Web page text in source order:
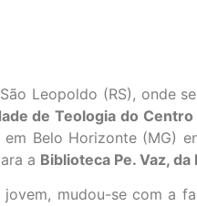
Leopoldo (RS), onde
de Teologia do
em Belo Horizonte (MG)
a Biblioteca Pe. Vaz, da
mudou-se com a